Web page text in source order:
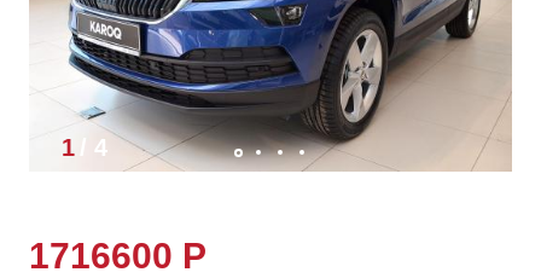
1 4
1716600 Р